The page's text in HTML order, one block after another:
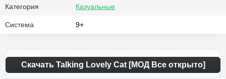
Категория Казуальные
Система 9+
Скачать Talking Lovely Cat [МОД Все открыто]